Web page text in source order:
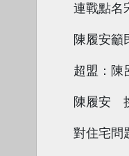
連戰點
陳履安
超盟：陳
陳履安
對住宅問